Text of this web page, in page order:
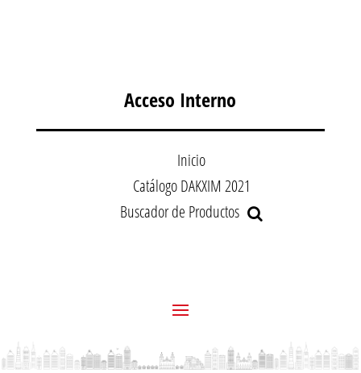
Acceso Interno
Inicio
Catálogo DAKXIM 2021
Buscador de Productos